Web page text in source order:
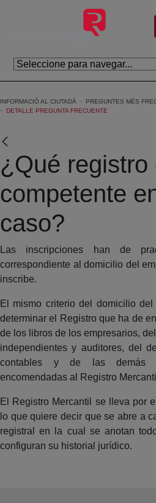
Salta al contingut principal
INFORMACIÓ AL CIUTADÀ
PREGUNTES MÉS
DETALLE PREGUNTA FRECUENTE
¿Qué registro
competente
caso?
Las inscripciones han de
correspondiente al domicilio del
inscribe.
El mismo criterio del domicilio
determinar el Registro que ha de
de los libros de los empresarios,
independientes y auditores, del
contables y de las demás
encomendadas al Registro
El Registro Mercantil se lleva por
lo que quiere decir que se abre a
registral en la cual se anotan
configuran su historial jurídico.